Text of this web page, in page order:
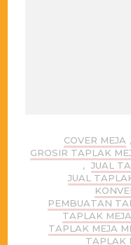
COVER MEJA ,
GROSIR TAPLAK
, JUAL
JUAL
PEMBUATAN
TAPLAK MEJA
TAPLAK MEJA
TAPLAK